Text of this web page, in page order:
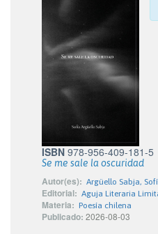
ISBN 978-956-409-181-5
Se me sale la oscuridad
Autor(es): Argüello Sabja,
Editorial: Aguja Literaria
Materia: Poesía chilena
Publicado: 2026-08-03